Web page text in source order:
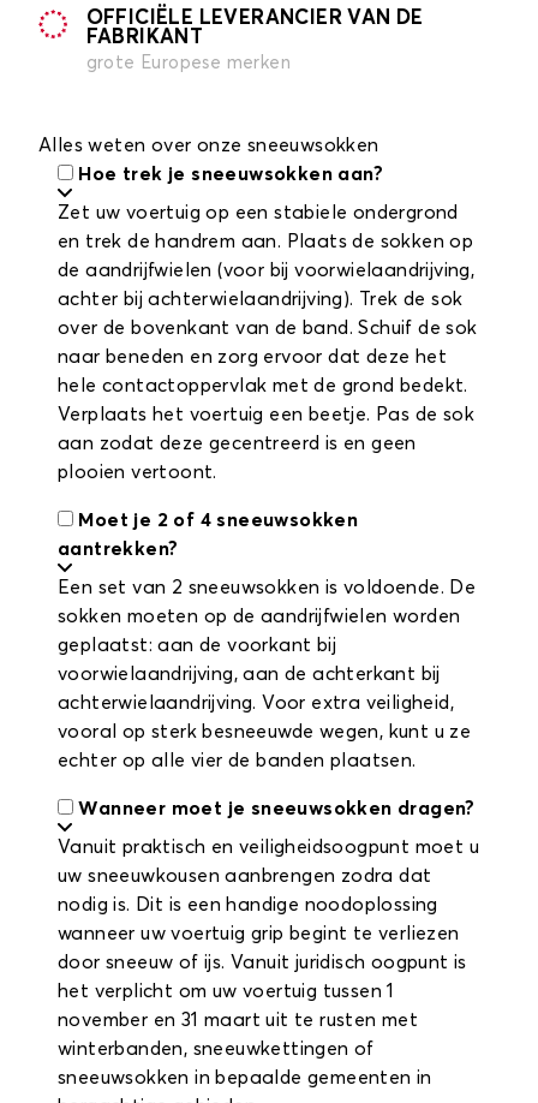
OFFICIËLE LEVERANCIER VAN DE
FABRIKANT
grote Europese merken
Alles weten over onze sneeuwsokken
Hoe trek je sneeuwsokken aan?
Zet uw voertuig op een stabiele ondergrond
en trek de handrem aan. Plaats de sokken op
de aandrijfwielen (voor bij voorwielaandrijving,
achter bij achterwielaandrijving). Trek de sok
over de bovenkant van de band. Schuif de sok
naar beneden en zorg ervoor dat deze het
hele contactoppervlak met de grond bedekt.
Verplaats het voertuig een beetje. Pas de sok
aan zodat deze gecentreerd is en geen
plooien vertoont.
Moet je 2 of 4 sneeuwsokken
aantrekken?
Een set van 2 sneeuwsokken is voldoende. De
sokken moeten op de aandrijfwielen worden
geplaatst: aan de voorkant bij
voorwielaandrijving, aan de achterkant bij
achterwielaandrijving. Voor extra veiligheid,
vooral op sterk besneeuwde wegen, kunt u ze
echter op alle vier de banden plaatsen.
Wanneer moet je sneeuwsokken dragen?
Vanuit praktisch en veiligheidsoogpunt moet u
uw sneeuwkousen aanbrengen zodra dat
nodig is. Dit is een handige noodoplossing
wanneer uw voertuig grip begint te verliezen
door sneeuw of ijs. Vanuit juridisch oogpunt is
het verplicht om uw voertuig tussen 1
november en 31 maart uit te rusten met
winterbanden, sneeuwkettingen of
sneeuwsokken in bepaalde gemeenten in